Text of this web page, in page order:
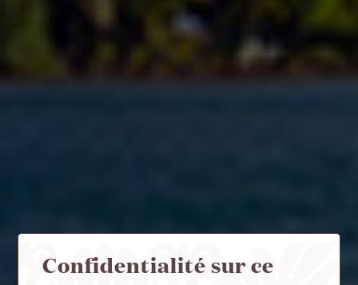
Confidentialité sur ce